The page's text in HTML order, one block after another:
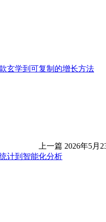
玄学到可复制的增长方法
上一篇 2026年5月
计到智能化分析